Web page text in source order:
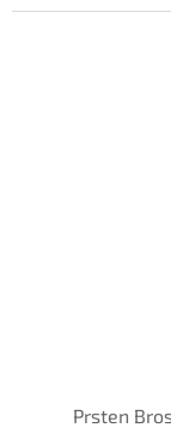
Prsten